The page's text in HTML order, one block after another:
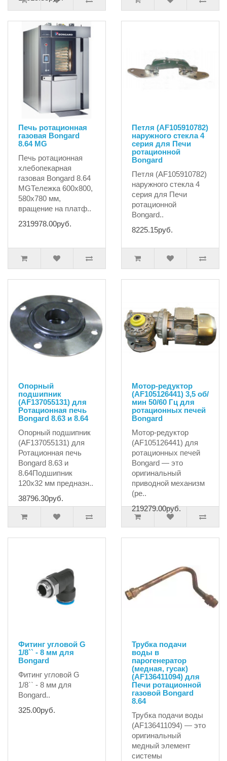
Печь ротационная
газовая Bongard
8.64 MG
Печь ротационная
хлебопекарная
газовая Bongard 8.64
MGТележка 600x800,
580x780 мм,
вращение на платф..
2319978.00руб.
Петля (AF105910782)
наружного стекла 4
серия для Печи
ротационной
Bongard
Петля (AF105910782)
наружного стекла 4
серия для Печи
ротационной
Bongard..
8225.15руб.
Опорный
подшипник
(AF137055131) для
Ротационная печь
Bongard 8.63 и 8.64
Опорный подшипник
(AF137055131) для
Ротационная печь
Bongard 8.63 и
8.64Подшипник
120x32 мм предназн..
38796.30руб.
Мотор-редуктор
(AF105126441) 3,5 об/
мин 50/60 Гц для
ротационных печей
Bongard
Мотор-редуктор
(AF105126441) для
ротационных печей
Bongard — это
оригинальный
приводной механизм
(ре..
219279.00руб.
Фитинг угловой G
1/8`` - 8 мм для
Bongard
Фитинг угловой G
1/8`` - 8 мм для
Bongard..
325.00руб.
Трубка подачи
воды в
парогенератор
(медная, гусак)
(AF136411094) для
Печи ротационной
газовой Bongard
8.64
Трубка подачи воды
(AF136411094) — это
оригинальный
медный элемент
системы